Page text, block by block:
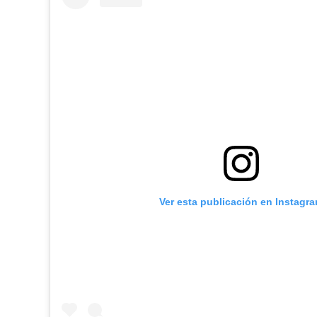
Ver esta publicación en